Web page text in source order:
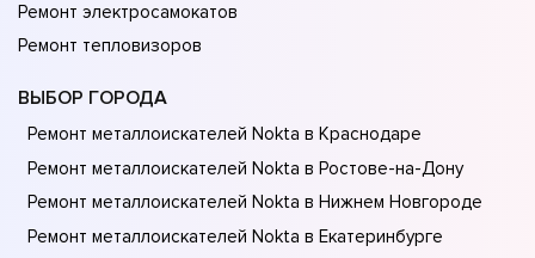
Ремонт электросамокатов
Ремонт тепловизоров
ВЫБОР ГОРОДА
Ремонт металлоискателей Nokta в Краснодаре
Ремонт металлоискателей Nokta в Ростове-на-Донy
Ремонт металлоискателей Nokta в Нижнем Новгороде
Ремонт металлоискателей Nokta в Екатеринбурге